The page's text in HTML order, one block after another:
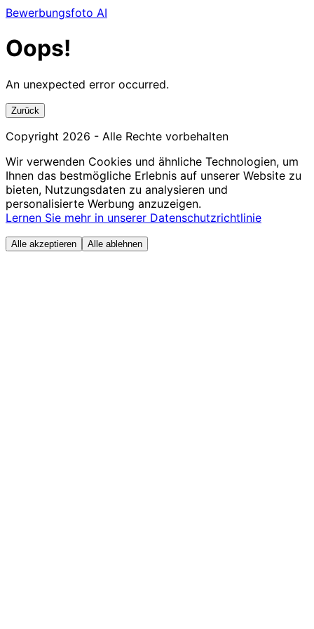
Bewerbungsfoto AI
Oops!
An unexpected error occurred.
Zurück
Copyright 2026 - Alle Rechte vorbehalten
Wir verwenden Cookies und ähnliche Technologien, um
Ihnen das bestmögliche Erlebnis auf unserer Website zu
bieten, Nutzungsdaten zu analysieren und
personalisierte Werbung anzuzeigen.
Lernen Sie mehr in unserer Datenschutzrichtlinie
Alle akzeptieren Alle ablehnen